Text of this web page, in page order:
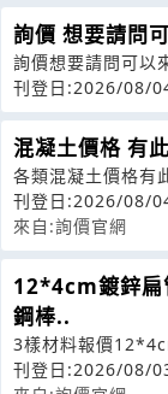
詢價 想要請問
詢價想要請問可以
刊登日:2026/08/
混凝土價格 有
各類混凝土價格有
助,80kgf/
刊登日:2026/08/
來自:詢價官網
12*4cm鍍鋅
鋼棒..
3樣材料報價
刊登日:2026/08/